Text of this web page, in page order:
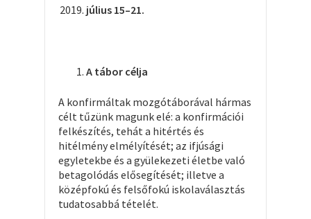
július 15–21.
A tábor célja
A konfirmáltak mozgótáborával hármas
célt tűzünk magunk elé: a konfirmációi
felkészítés, tehát a hitértés és
hitélmény elmélyítését; az ifjúsági
egyletekbe és a gyülekezeti életbe való
betagolódás elősegítését; illetve a
középfokú és felsőfokú iskolaválasztás
tudatosabbá tételét.